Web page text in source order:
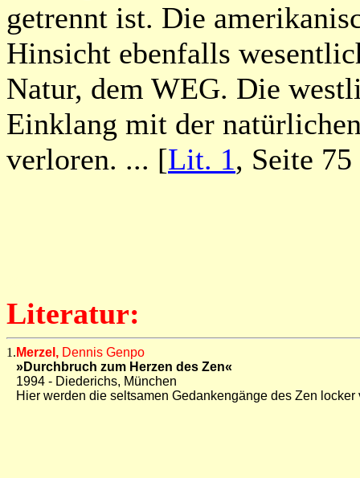
getrennt ist. Die
Hinsicht ebenfalls
Natur, dem WEG. Die
Einklang mit der
verloren. ... [Lit. 1, Seite
Literatur:
1. Merzel, Dennis Genpo
»Durchbruch zum Herzen des Zen«
1994 - Diederichs, München
Hier werden die seltsamen Gedankengänge des Zen locker